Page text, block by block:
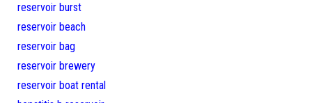
reservoir burst
reservoir beach
reservoir bag
reservoir brewery
reservoir boat rental